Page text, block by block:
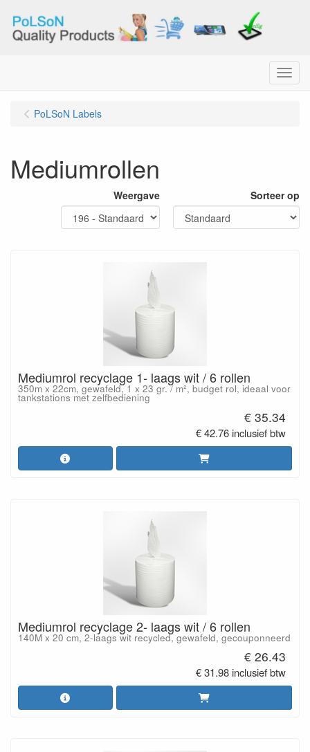
Menu
PoLSoN Labels
Mediumrollen
Weergave Sorteer op
Mediumrol recyclage 1- laags wit / 6 rollen
350m x 22cm, gewafeld, 1 x 23 gr. / m², budget rol, ideaal voor
tankstations met zelfbediening
€ 35.34
€ 42.76 inclusief btw
Mediumrol recyclage 2- laags wit / 6 rollen
140M x 20 cm, 2-laags wit recycled, gewafeld, gecouponneerd
€ 26.43
€ 31.98 inclusief btw